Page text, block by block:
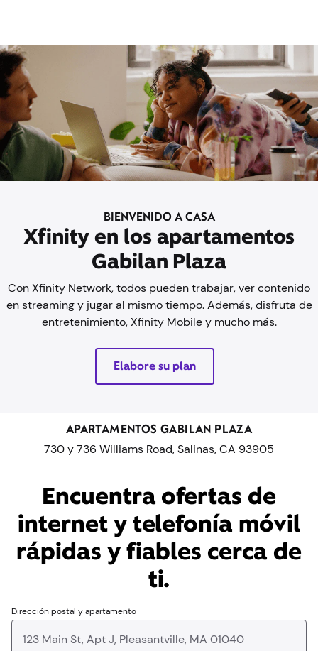
BIENVENIDO A CASA
Xfinity en los apartamentos
Gabilan Plaza
Con Xfinity Network, todos pueden trabajar, ver contenido
en streaming y jugar al mismo tiempo. Además, disfruta de
entretenimiento, Xfinity Mobile y mucho más.
Elabore su plan
APARTAMENTOS GABILAN PLAZA
730 y 736 Williams Road, Salinas, CA 93905
Encuentra ofertas de
internet y telefonía móvil
rápidas y fiables cerca de
ti.
Dirección postal y apartamento